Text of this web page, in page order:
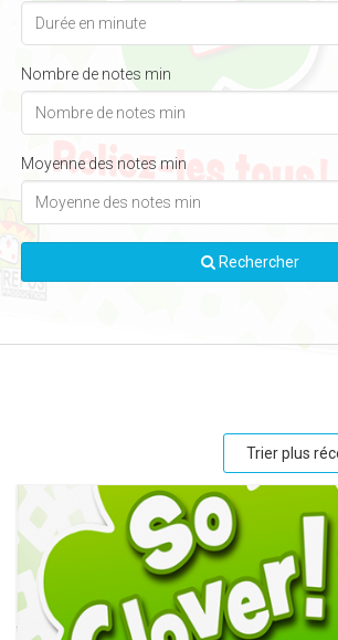
Nombre de notes min
Moyenne des notes min
Rechercher
Trier plus